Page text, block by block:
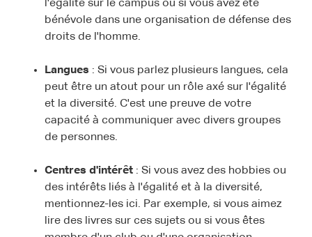
l'égalité sur le campus ou si vous avez été
bénévole dans une organisation de défense des
droits de l'homme.
Langues : Si vous parlez plusieurs langues, cela
peut être un atout pour un rôle axé sur l'égalité
et la diversité. C'est une preuve de votre
capacité à communiquer avec divers groupes
de personnes.
Centres d'intérêt : Si vous avez des hobbies ou
des intérêts liés à l'égalité et à la diversité,
mentionnez-les ici. Par exemple, si vous aimez
lire des livres sur ces sujets ou si vous êtes